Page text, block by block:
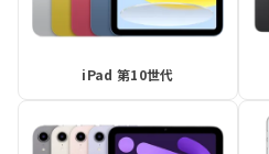
iPad 第10世代